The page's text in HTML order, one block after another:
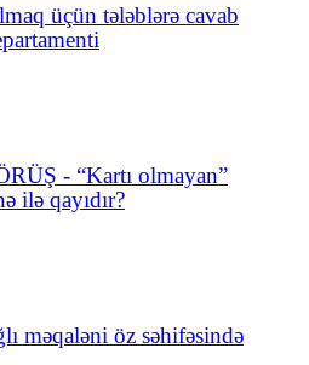
üçün tələblərə cavab
- “Kartı olmayan”
ilə qayıdır?
məqaləni öz səhifəsində